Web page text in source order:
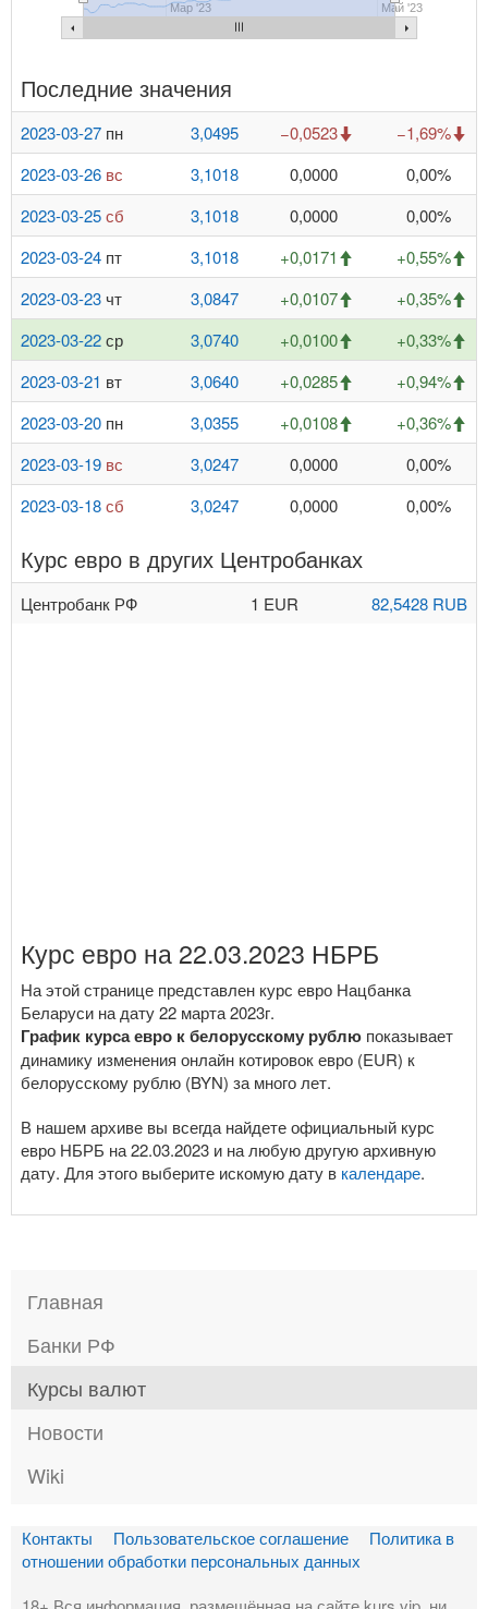
Мар '23 Май '23
Последние значения
2023-03-27 пн 3,0495 −0,0523
−1,69%
2023-03-26 вс 3,1018 0,0000
0,00%
2023-03-25сб 3,1018 0,0000
0,00%
2023-03-24 пт 3,1018 +0,0171
+0,55%
2023-03-23 чт 3,0847 +0,0107
+0,35%
2023-03-22ср 3,0740 +0,0100
+0,33%
2023-03-21 вт 3,0640 +0,0285
+0,94%
2023-03-20 пн 3,0355 +0,0108
+0,36%
2023-03-19 вс 3,0247 0,0000
0,00%
2023-03-18сб 3,0247 0,0000 0,00%
Курс евро в других Центробанках
Центробанк РФ 1 EUR 82,5428 RUB
Курс евро на 22.03.2023 НБРБ
На этой странице представлен курс евро Нацбанка
Беларуси на дату 22 марта 2023г.
График курса евро к белорусскому рублю показывает
динамику изменения онлайн котировок евро (EUR) к
белорусскому рублю (BYN) за много лет.
В нашем архиве вы всегда найдете официальный курс
евро НБРБ на 22.03.2023 и на любую другую архивную
дату. Для этого выберите искомую дату в календаре.
Главная
Банки РФ
Курсы валют
Новости
Wiki
Контакты Пользовательское соглашение
Политика в
отношении обработки персональных данных